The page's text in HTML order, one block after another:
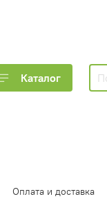
Каталог
Оплата и доставка